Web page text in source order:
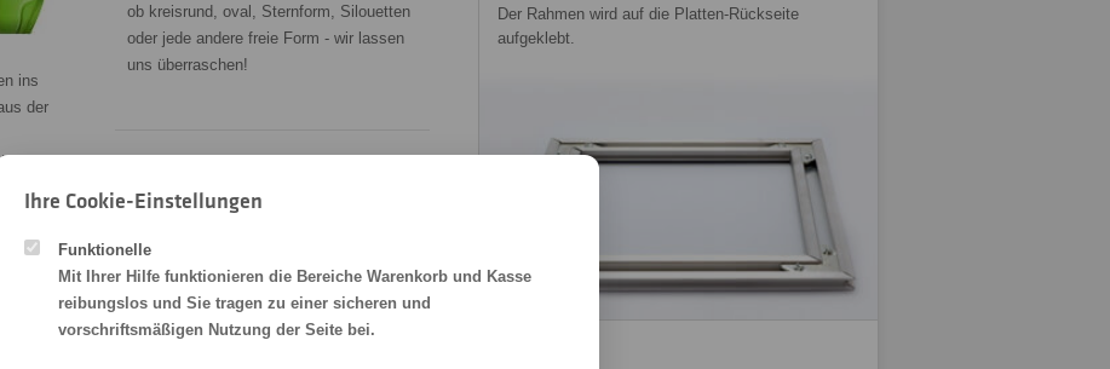
ins
der
Druck
ob kreisrund, oval, Sternform, Silouetten
oder jede andere freie Form - wir lassen
uns überraschen!
Design-Service
Sie übertragen im Anschluß an Ihre
Bestellung per Datenupload Ihre selbst
gestalteten
Druckdaten
- wählen Sie
dazu "eigene Druckdaten" im Kalkulator
Der Rahmen wird auf die Platten-Rückseite
aufgeklebt.
Ihre Cookie-Einstellungen
Funktionelle
Mit Ihrer Hilfe funktionieren die Bereiche Warenkorb und Kasse
reibungslos und Sie tragen zu einer sicheren und
vorschriftsmäßigen Nutzung der Seite bei.